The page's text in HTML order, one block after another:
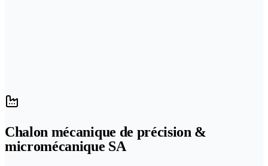
Chalon mécanique de précision &
micromécanique SA